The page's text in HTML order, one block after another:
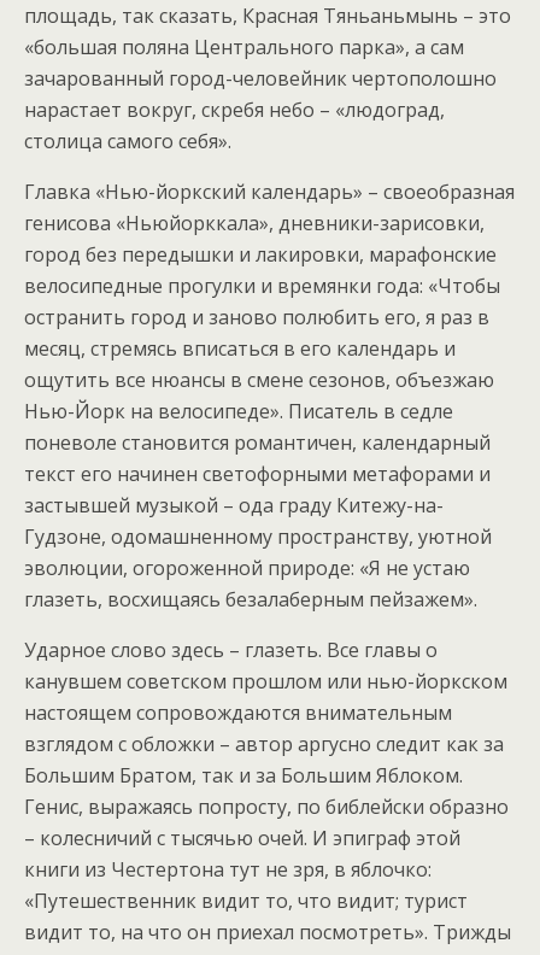
площадь, так сказать, Красная Тяньаньмынь – это
«большая поляна Центрального парка», а сам
зачарованный город-человейник чертополошно
нарастает вокруг, скребя небо – «людоград,
столица самого себя».
Главка «Нью-йоркский календарь» – своеобразная
генисова «Ньюйорккала», дневники-зарисовки,
город без передышки и лакировки, марафонские
велосипедные прогулки и времянки года: «Чтобы
остранить город и заново полюбить его, я раз в
месяц, стремясь вписаться в его календарь и
ощутить все нюансы в смене сезонов, объезжаю
Нью-Йорк на велосипеде». Писатель в седле
поневоле становится романтичен, календарный
текст его начинен светофорными метафорами и
застывшей музыкой – ода граду Китежу-на-
Гудзоне, одомашненному пространству, уютной
эволюции, огороженной природе: «Я не устаю
глазеть, восхищаясь безалаберным пейзажем».
Ударное слово здесь – глазеть. Все главы о
канувшем советском прошлом или нью-йоркском
настоящем сопровождаются внимательным
взглядом с обложки – автор аргусно следит как за
Большим Братом, так и за Большим Яблоком.
Генис, выражаясь попросту, по библейски образно
– колесничий с тысячью очей. И эпиграф этой
книги из Честертона тут не зря, в яблочко:
«Путешественник видит то, что видит; турист
видит то, на что он приехал посмотреть». Трижды